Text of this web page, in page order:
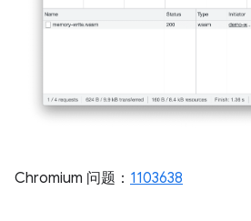
Chromium 问题： 1103638